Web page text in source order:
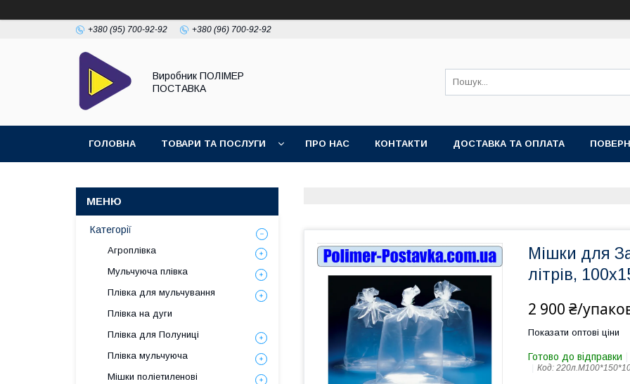
+380 (95) 700-92-92 +380 (96) 700-92-92
Виробник ПОЛІМЕР
ПОСТАВКА
ГОЛОВНА ТОВАРИ ТА ПОСЛУГИ ПРО НАС КОНТАКТИ ДОСТАВКА ТА ОПЛАТА
Мішки для
літрів,
2 900 ₴/
Показати оптові ціни
Готово до відправки
Код:
Категорії
Агроплівка
Мульчуюча плівка
Плівка для мульчування
Плівка на дуги
Плівка для Полуниці
Плівка мульчуюча
Мішки поліетиленові